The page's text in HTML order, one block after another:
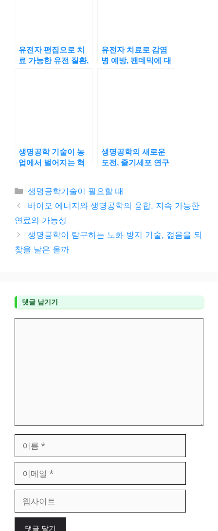
유전자 편집으로 치
료 가능한 유전 질환,
유전자 치료로 감염
병 예방, 팬데믹에 대
생명공학 기술이 농
업에서 벌어지는 혁
생명공학의 새로운
도전, 줄기세포 연구
카
테
리
생명공학기술이 필요할 때
바이오 에너지와 생명공학의 융합, 지속 가능한
연료의 가능성
생명공학이 탐구하는 노화 방지 기술, 젊음을 되
찾을 날은 올까
댓글 남기기
일
이